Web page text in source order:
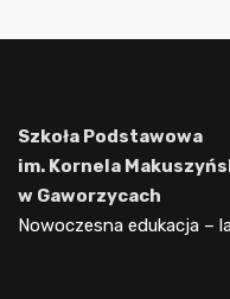
Szkoła Podstawowa
im. Kornela
w Gaworzycach
Nowoczesna edukacja –